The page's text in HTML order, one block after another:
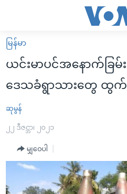
လွယ်ကူ
စေ
များ
ပင်မ
မူလစာမျက်နှာ
မြန်မာ
ကမ္ဘာ့သတင်းများ
နိုင်ငံတကာ
အစ္စရေး-ပါလက်စတိုင်း
ဗွီဒီယို
အင်္ဂလိပ်စာလေ့လာမယ်
အမေရိကန်သုံးအီဒီယံ
မကြေးမုံရဲ့ အင်္ဂလိပ်စာ
အပတ်စဉ်ကဏ္ဍများ
ရေဒီယို
ရေဒီယိုနှင့်ရုပ်သံ အချက်အလက်များ
မြန်မာ
ယင်းမာပင်အနောက်ခြမ်
ဒေသခံရွာသားတွေ ထွက်ပ
ဆုမွန်
၂၂ ဒီဇင္ဘာ၊ ၂၀၂၁
မျှဝေပါ